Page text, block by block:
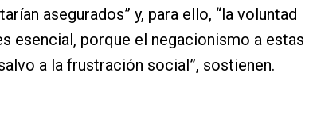
asegurados” y, para ello, “la voluntad
esencial, porque el negacionismo a estas
a la frustración social”, sostienen.